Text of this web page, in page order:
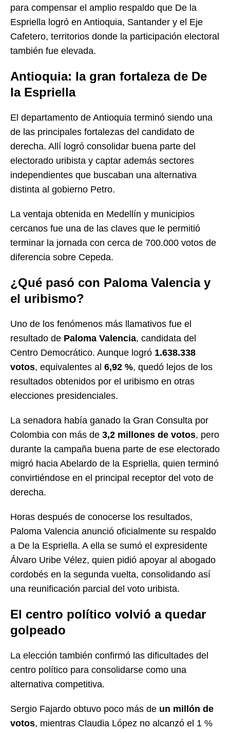
para compensar el amplio respaldo que De la
Espriella logró en Antioquia, Santander y el Eje
Cafetero, territorios donde la participación electoral
también fue elevada.
Antioquia: la gran fortaleza de De
la Espriella
El departamento de Antioquia terminó siendo una
de las principales fortalezas del candidato de
derecha. Allí logró consolidar buena parte del
electorado uribista y captar además sectores
independientes que buscaban una alternativa
distinta al gobierno Petro.
La ventaja obtenida en Medellín y municipios
cercanos fue una de las claves que le permitió
terminar la jornada con cerca de 700.000 votos de
diferencia sobre Cepeda.
¿Qué pasó con Paloma Valencia y
el uribismo?
Uno de los fenómenos más llamativos fue el
resultado de Paloma Valencia, candidata del
Centro Democrático. Aunque logró 1.638.338
votos, equivalentes al 6,92 %, quedó lejos de los
resultados obtenidos por el uribismo en otras
elecciones presidenciales.
La senadora había ganado la Gran Consulta por
Colombia con más de 3,2 millones de votos, pero
durante la campaña buena parte de ese electorado
migró hacia Abelardo de la Espriella, quien terminó
convirtiéndose en el principal receptor del voto de
derecha.
Horas después de conocerse los resultados,
Paloma Valencia anunció oficialmente su respaldo
a De la Espriella. A ella se sumó el expresidente
Álvaro Uribe Vélez, quien pidió apoyar al abogado
cordobés en la segunda vuelta, consolidando así
una reunificación parcial del voto uribista.
El centro político volvió a quedar
golpeado
La elección también confirmó las dificultades del
centro político para consolidarse como una
alternativa competitiva.
Sergio Fajardo obtuvo poco más de un millón de
votos, mientras Claudia López no alcanzó el 1 %